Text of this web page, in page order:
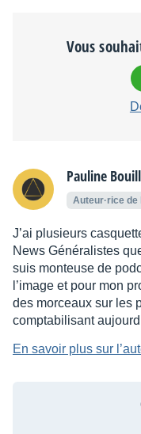
Vous
Pauline
Auteur·rice de
J’ai plusieurs
News Généralistes
suis monteuse de
l’image et pour mon
des morceaux sur les
comptabilisant
En savoir plus sur